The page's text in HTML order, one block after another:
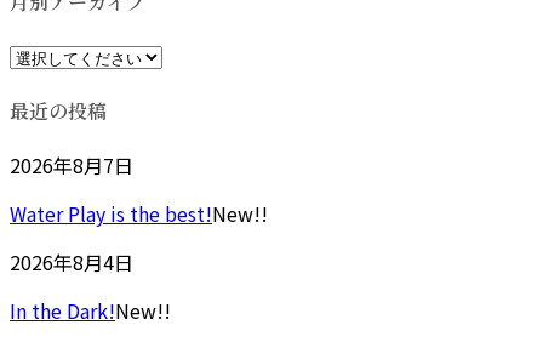
:
最近の投稿
2026年8月7日
Water Play is the best!New!!
2026年8月4日
In the Dark!New!!